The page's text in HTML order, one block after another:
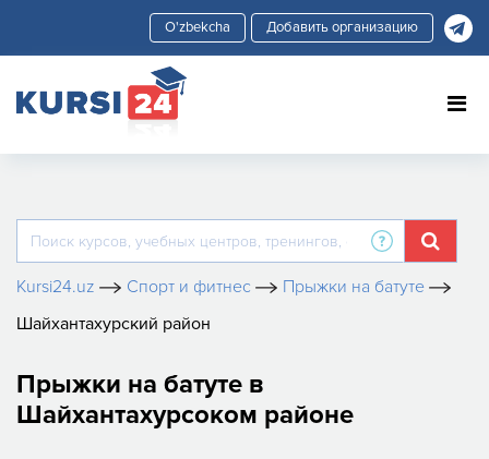
Добавить организацию
Kursi24.uz Спорт и фитнес
Прыжки на батуте
Шайхантахурский район
Прыжки на батуте в
Шайхантахурсоком районе